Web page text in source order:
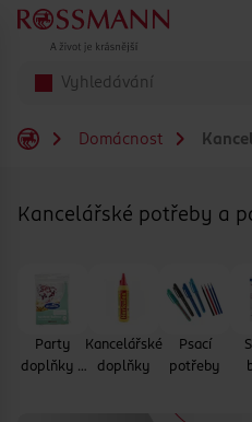
Přeskočit na hlavmní obsah
Domácnost
Kancelářské potřeby a
Party
doplňky a
Kancelářské
doplňky
Psací
potřeby